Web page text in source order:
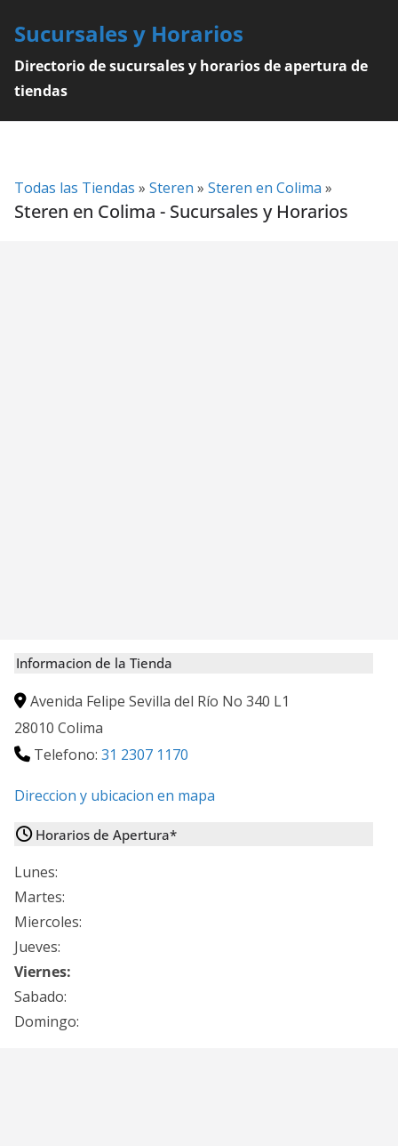
content
Sucursales y Horarios
Directorio de sucursales y horarios de apertura de
tiendas
Todas las Tiendas » Steren » Steren en Colima »
Steren en Colima - Sucursales y Horarios
Informacion de la Tienda
Avenida Felipe Sevilla del Río No 340 L1
28010 Colima
Telefono: 31 2307 1170
Direccion y ubicacion en mapa
Horarios de Apertura*
Lunes:
Martes:
Miercoles:
Jueves:
Viernes:
Sabado:
Domingo: